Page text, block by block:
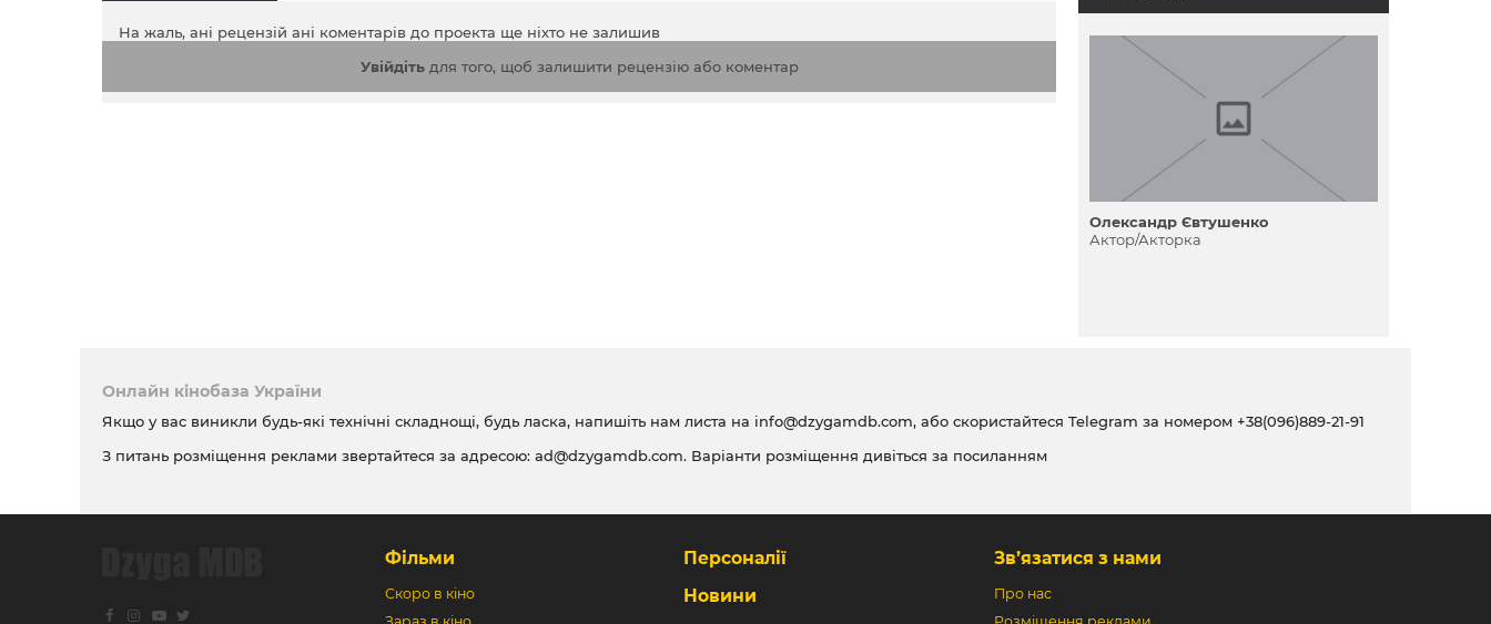
На жаль, ані рецензій ані коментарів до проекта ще ніхто не залишив
Увійдітьдля того, щоб залишити рецензію або коментар
Олександр Євтушенко
Актор/Акторка
Онлайн кінобаза України
Якщо у вас виникли будь-які технічні складнощі, будь ласка, напишіть нам листа на info@dzygamdb.com, або скористайтеся Telegram за номером +38(096)889-21-91
З питань розміщення реклами звертайтеся за адресою: ad@dzygamdb.com. Варіанти розміщення дивіться за посиланням
Фільми
Скоро в кіно
Персоналії
Новини
Зв’язатися з нами
Про нас